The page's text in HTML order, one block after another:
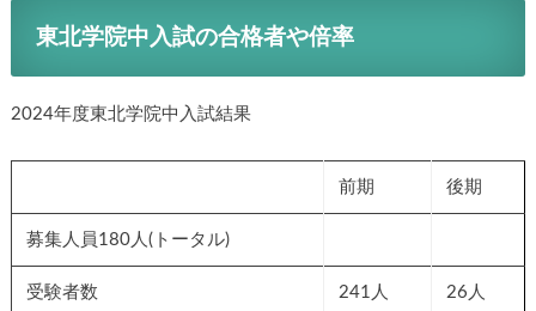
東北学院中入試の合格者や倍率
2024年度東北学院中入試結果
前期 後期
募集人員180人(トータル)
受験者数 241人 26人